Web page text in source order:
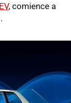
, comience a